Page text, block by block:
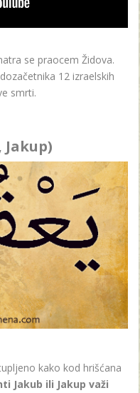
se praocem Židova.
12 izraelskih
smrti.
Jakup)
kako kod hrišćana
Jakub ili Jakup važi